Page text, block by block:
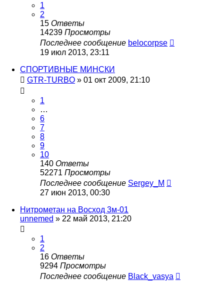
1
2
15 Ответы
14239 Просмотры
Последнее сообщение belocorpse
19 июл 2013, 23:11
СПОРТИВНЫЕ МИНСКИ
GTR-TURBO » 01 окт 2009, 21:10
1
…
6
7
8
9
10
140 Ответы
52271 Просмотры
Последнее сообщение Sergey_M
27 июн 2013, 00:30
Нитрометан на Восход 3м-01
unnemed » 22 май 2013, 21:20
1
2
16 Ответы
9294 Просмотры
Последнее сообщение Black_vasya